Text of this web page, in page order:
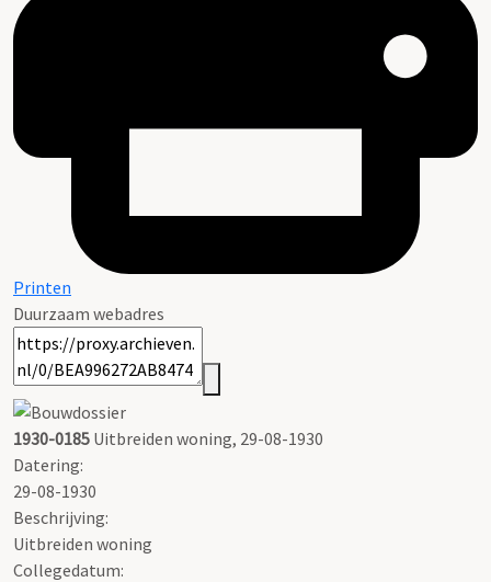
Printen
Duurzaam webadres
1930-0185 Uitbreiden woning, 29-08-1930
Datering:
29-08-1930
Beschrijving:
Uitbreiden woning
Collegedatum: